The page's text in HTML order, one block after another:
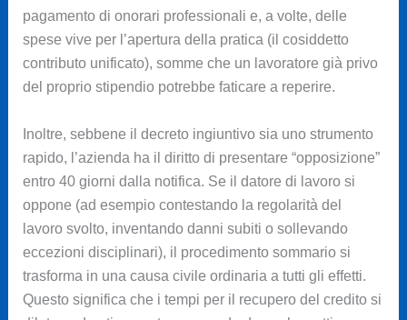
pagamento di onorari professionali e, a volte, delle
spese vive per l’apertura della pratica (il cosiddetto
contributo unificato), somme che un lavoratore già privo
del proprio stipendio potrebbe faticare a reperire.
Inoltre, sebbene il decreto ingiuntivo sia uno strumento
rapido, l’azienda ha il diritto di presentare “opposizione”
entro 40 giorni dalla notifica. Se il datore di lavoro si
oppone (ad esempio contestando la regolarità del
lavoro svolto, inventando danni subiti o sollevando
eccezioni disciplinari), il procedimento sommario si
trasforma in una causa civile ordinaria a tutti gli effetti.
Questo significa che i tempi per il recupero del credito si